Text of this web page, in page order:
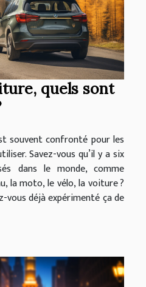
quels sont
souvent confronté pour les
Savez-vous qu’il y a six
dans le monde, comme
la moto, le vélo, la voiture ?
vous déjà expérimenté ça de